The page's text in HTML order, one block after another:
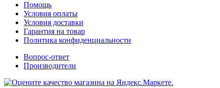
Помощь
Условия оплаты
Условия доставки
Гарантия на товар
Политика конфиденциальности
Вопрос-ответ
Производители